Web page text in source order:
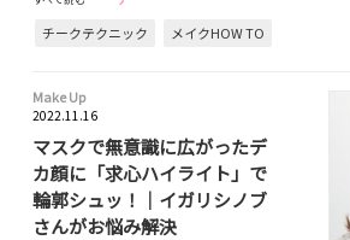
チークテクニック メイクHOW TO
Make Up
2022.11.16
マスクで無意識に広がったデ
カ顔に「求心ハイライト」で
輪郭シュッ！｜イガリシノブ
さんがお悩み解決